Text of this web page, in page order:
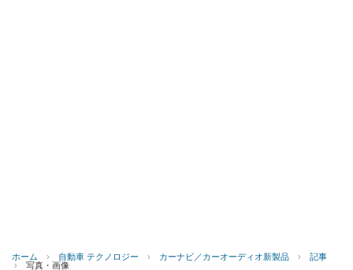
ホーム › 自動車 テクノロジー › カーナビ／カーオーディオ新製品 ›
記事
›
写真・画像